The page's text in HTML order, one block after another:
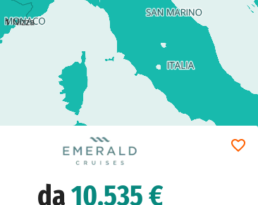
1 Nizza
da10.535 €